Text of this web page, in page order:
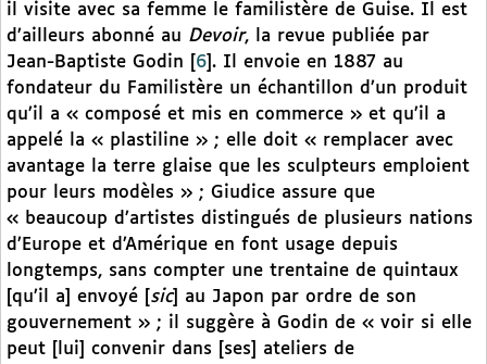
il visite avec sa femme le familistère de Guise. Il est
d’ailleurs abonné au Devoir, la revue publiée par
Jean-Baptiste Godin
6 . Il envoie en 1887 au
fondateur du Familistère un échantillon d’un produit
qu’il a « composé et mis en commerce » et qu’il a
appelé la « plastiline » ; elle doit « remplacer avec
avantage la terre glaise que les sculpteurs emploient
pour leurs modèles » ; Giudice assure que
« beaucoup d’artistes distingués de plusieurs nations
d’Europe et d’Amérique en font usage depuis
longtemps, sans compter une trentaine de quintaux
[qu’il a] envoyé [ sic] au Japon par ordre de son
gouvernement » ; il suggère à Godin de « voir si elle
peut [lui] convenir dans [ses] ateliers de